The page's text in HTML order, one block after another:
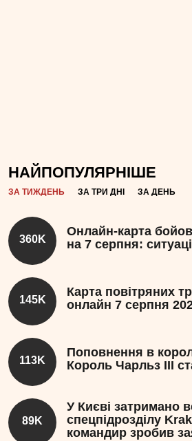
НАЙПОПУЛЯРНІШЕ
ЗА ТИЖДЕНЬ ЗА ТРИ ДНІ ЗА ДЕНЬ
360K
Онлайн-карта
на 7 серпня:
145K
Карта повітряних
онлайн 7 серпня
113K
Поповнення в
Король Чарльз III
89K
У Києві затримано
спецпідрозділу
командир зробив